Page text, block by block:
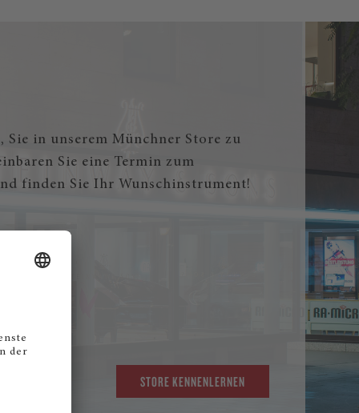
Sie in unserem Münchner Store zu
Sie eine Termin zum
finden Sie Ihr Wunschinstrument!
STORE KENNENLERNEN